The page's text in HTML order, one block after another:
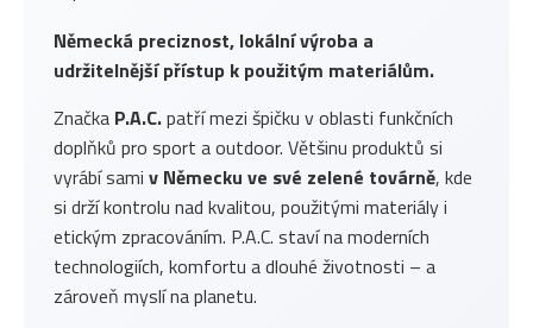
Německá preciznost, lokální výroba a
udržitelnější přístup k použitým materiálům.
Značka P.A.C.patří mezi špičku v oblasti funkčních
doplňků pro sport a outdoor. Většinu produktů si
vyrábí sami v Německu ve své zelené továrně, kde
si drží kontrolu nad kvalitou, použitými materiály i
etickým zpracováním. P.A.C. staví na moderních
technologiích, komfortu a dlouhé životnosti – a
zároveň myslí na planetu.